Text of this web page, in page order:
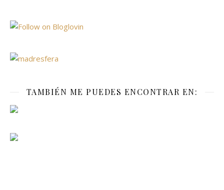
TAMBIÉN ME PUEDES ENCONTRAR EN: